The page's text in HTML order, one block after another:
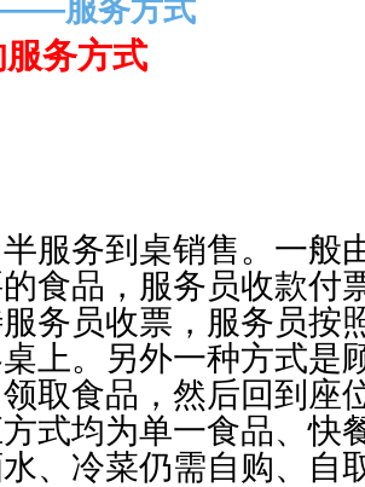
——服务方式
务方式
服务到桌销售。一般
食品，服务员收款付
务员收票，服务员按
上。另外一种方式是
取食品，然后回到座
式均为单一食品、快
、冷菜仍需自购、自